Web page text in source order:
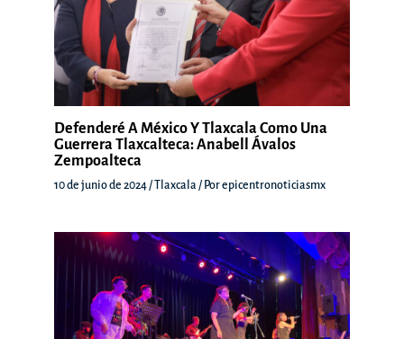
Defenderé A México Y Tlaxcala Como Una
Guerrera Tlaxcalteca: Anabell Ávalos
Zempoalteca
10 de junio de 2024 /Tlaxcala / Porepicentronoticiasmx